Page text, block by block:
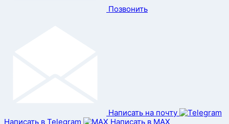
Позвонить
Написать на почту
Написать в Telegram
Написать в MAX